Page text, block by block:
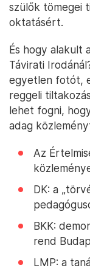
szülők tömegei
oktatásért.
És hogy alakult
Távirati
egyetlen fotót,
reggeli
lehet fogni,
adag
Az
DK: a
BKK:
rend
LMP: a